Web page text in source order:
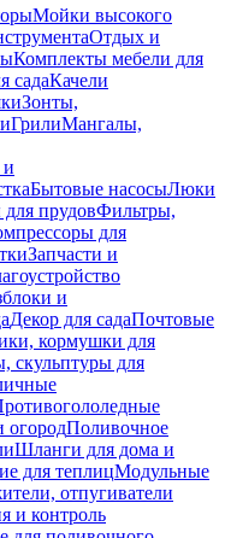
Мойки высокого
Отдых и
Комплекты мебели для
садаКачели
Зонты,
ГрилиМангалы,
и
Бытовые насосыЛюки
прудовФильтры,
для
Запчасти и
и
Декор для садаПочтовые
кормушки для
скульптуры для
огородПоливочное
Шланги для дома и
для теплицМодульные
отпугиватели
и контроль